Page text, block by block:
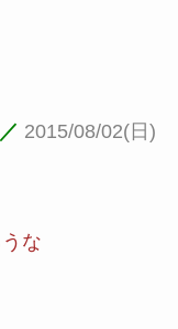
2015/08/02(日)
な